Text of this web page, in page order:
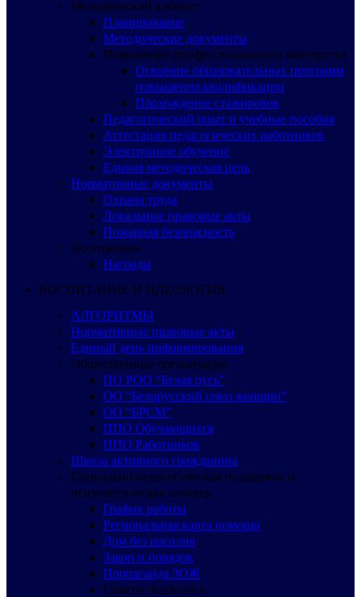
Методический кабинет
Планирование
Методические документы
Повышение профессионального мастерства
Освоение образовательных программ
повышения квалификации
Прохождение стажировок
Педагогический опыт и учебные пособия
Аттестация педагогических работников
Электронное обучение
Единая методическая цель
Нормативные документы
Охрана труда
Локальные правовые акты
Пожарная безопасность
Достижения
Награды
ВОСПИТАНИЕ И ИДЕОЛОГИЯ
АЛГОРИТМЫ
Нормативные правовые акты
Единый день информирования
Общественные организации
ПО РОО “Белая русь”
ОО “Белорусский союз женщин”
ОО “БРСМ”
ППО Обучающихся
ППО Работников
Школа активного гражданина
Социально-педагогическая поддержка и
психологическая помощь
График работы
Региональная карта помощи
Дом без насилия
Закон и порядок
Пропаганда ЗОЖ
Советы психолога